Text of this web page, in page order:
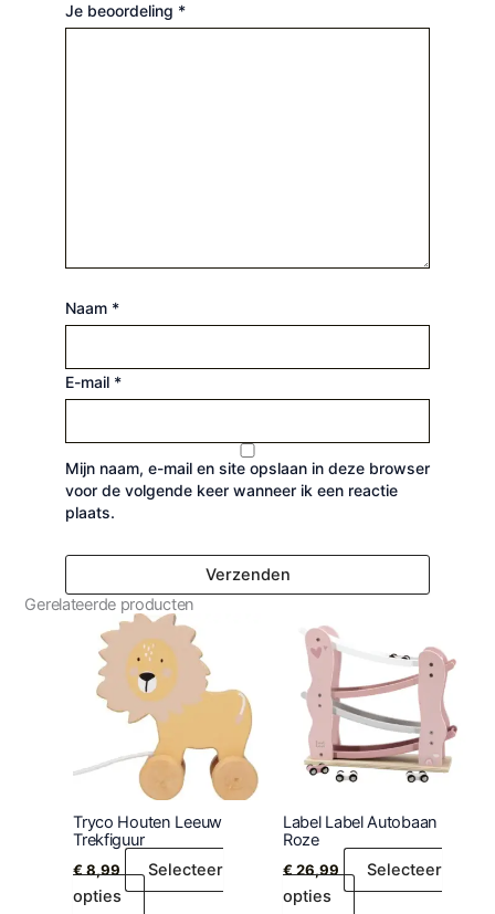
Je beoordeling *
Naam *
E-mail *
Mijn naam, e-mail en site opslaan in deze browser
voor de volgende keer wanneer ik een reactie
plaats.
Gerelateerde producten
Tryco Houten Leeuw
Trekfiguur
€8,99
Selecteer
opties
Label Label Autobaan
Roze
€26,99
Selecteer
opties